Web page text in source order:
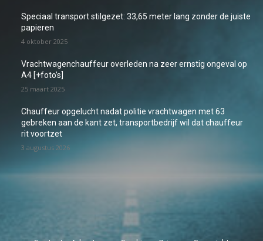
Speciaal transport stilgezet: 33,65 meter lang zonder de juiste
papieren
4 oktober 2025
Vrachtwagenchauffeur overleden na zeer ernstig ongeval op
A4 [+foto’s]
25 maart 2025
Chauffeur opgelucht nadat politie vrachtwagen met 63
gebreken aan de kant zet, transportbedrijf wil dat chauffeur
rit voortzet
3 augustus 2026